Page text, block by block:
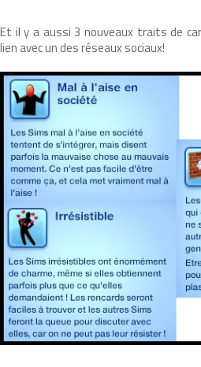
Et il y a aussi 3 nouveaux traits de
lien avec un des réseaux sociaux!